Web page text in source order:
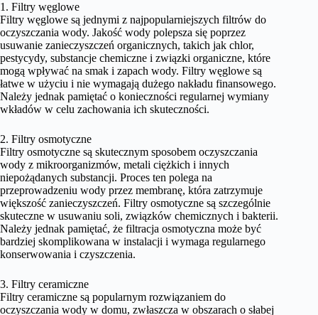
1. Filtry węglowe
Filtry węglowe są jednymi z najpopularniejszych filtrów do
oczyszczania wody. Jakość wody polepsza się poprzez
usuwanie zanieczyszczeń organicznych, takich jak chlor,
pestycydy, substancje chemiczne i związki organiczne, które
mogą wpływać na smak i zapach wody. Filtry węglowe są
łatwe w użyciu i nie wymagają dużego nakładu finansowego.
Należy jednak pamiętać o konieczności regularnej wymiany
wkładów w celu zachowania ich skuteczności.
2. Filtry osmotyczne
Filtry osmotyczne są skutecznym sposobem oczyszczania
wody z mikroorganizmów, metali ciężkich i innych
niepożądanych substancji. Proces ten polega na
przeprowadzeniu wody przez membranę, która zatrzymuje
większość zanieczyszczeń. Filtry osmotyczne są szczególnie
skuteczne w usuwaniu soli, związków chemicznych i bakterii.
Należy jednak pamiętać, że filtracja osmotyczna może być
bardziej skomplikowana w instalacji i wymaga regularnego
konserwowania i czyszczenia.
3. Filtry ceramiczne
Filtry ceramiczne są popularnym rozwiązaniem do
oczyszczania wody w domu, zwłaszcza w obszarach o słabej